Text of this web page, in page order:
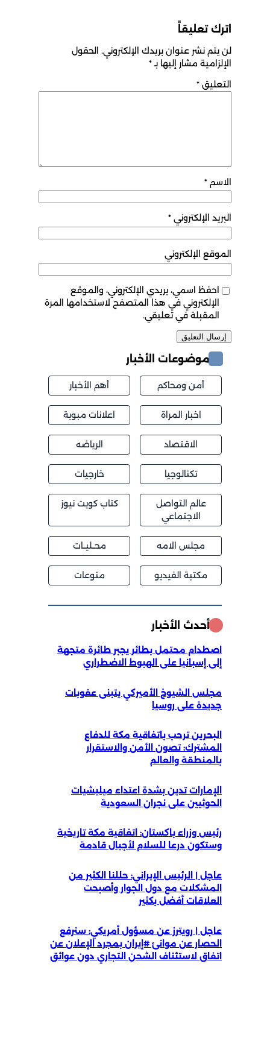
اترك تعليقاً
لن يتم نشر عنوان بريدك الإلكتروني. الحقول
الإلزامية مشار إليها بـ*
التعليق *
الاسم *
البريد الإلكتروني *
الموقع الإلكتروني
احفظ اسمي، بريدي الإلكتروني، والموقع
الإلكتروني في هذا المتصفح لاستخدامها المرة
المقبلة في تعليقي.
موضوعات الأخبار
أمن ومحاكم أهم الأخبار
اخبار المراة اعلانات مبوبة
الاقتصاد الرياضه
تكنالوجيا خارجيات
عالم التواصل
الاجتماعي
كتاب كويت نيوز
مجلس الامه محــليــات
مكتبة الفيديو منوعات
أحدث الأخبار
اصطدام محتمل بطائر يجبر طائرة متجهة
إلى إسبانيا على الهبوط الاضطراري
مجلس الشيوخ الأميركي يتبنى عقوبات
جديدة على روسيا
البحرين ترحب باتفاقية مكة للدفاع
المشترك: تصون الأمن والاستقرار
بالمنطقة والعالم
الإمارات تدين بشدة اعتداء ميليشيات
الحوثيين على نجران السعودية
رئيس وزراء باكستان: اتفاقية مكة تاريخية
وستكون درعا للسلام لأجيال قادمة
عاجل | الرئيس الإيراني: حللنا الكثير من
المشكلات مع دول الجوار وأصبحت
العلاقات أفضل بكثير
عاجل | رويترز عن مسؤول أمريكي: سنرفع
الحصار عن موانئ #إيران بمجرد الإعلان عن
اتفاق لاستئناف الشحن التجاري دون عوائق